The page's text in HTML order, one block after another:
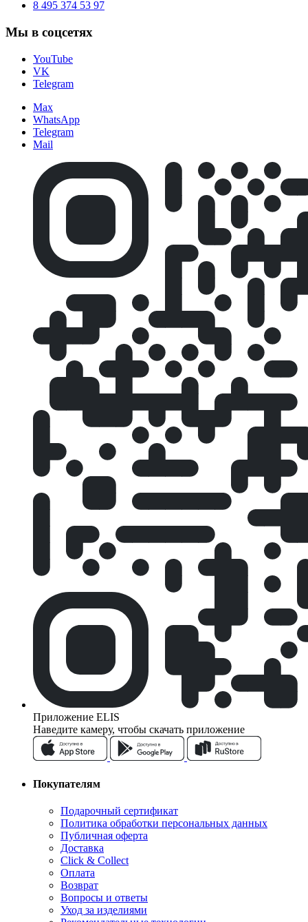
8 495 374 53 97
Мы в соцсетях
YouTube
VK
Telegram
Max
WhatsApp
Telegram
Mail
Приложение ELIS
Наведите камеру, чтобы скачать приложение
Покупателям
Подарочный сертификат
Политика обработки персональных данных
Публичная оферта
Доставка
Click & Collect
Оплата
Возврат
Вопросы и ответы
Уход за изделиями